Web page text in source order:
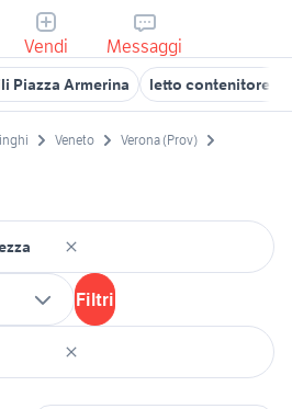
Vendi Messaggi
Piazza Armerina letto contenitore
Veneto
Verona (Prov)
Filtri